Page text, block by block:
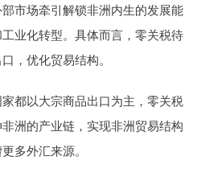
场牵引解锁非洲内生的发展能
业化转型。具体而言，零关税待
，优化贸易结构。
以大宗商品出口为主，零关税
洲的产业链，实现非洲贸易结构
多外汇来源。